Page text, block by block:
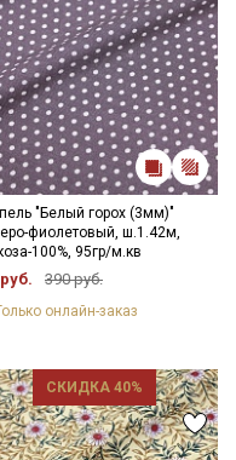
"Белый горох (3мм)"
фиолетовый, ш.1.42м,
100%, 95гр/м.кв
390 руб.
онлайн-заказ
СКИДКА 40%